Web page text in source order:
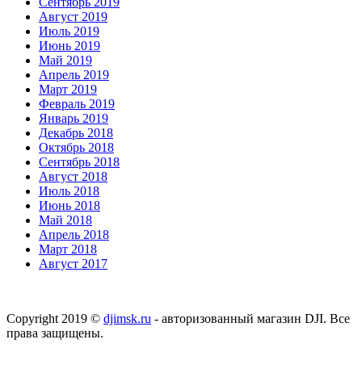
Август 2019
Июль 2019
Июнь 2019
Май 2019
Апрель 2019
Март 2019
Февраль 2019
Январь 2019
Декабрь 2018
Октябрь 2018
Сентябрь 2018
Август 2018
Июль 2018
Июнь 2018
Май 2018
Апрель 2018
Март 2018
Август 2017
Copyright 2019 © djimsk.ru - авторизованный магазин DJI. Все
права защищены.